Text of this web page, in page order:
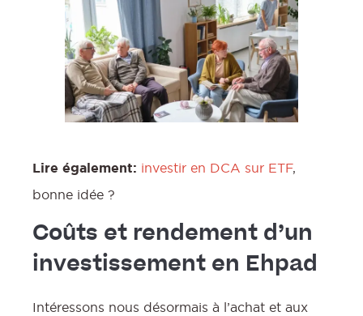
Lire également: investir en DCA sur ETF,
bonne idée ?
Coûts et rendement d’un
investissement en Ehpad
Intéressons nous désormais à l’achat et aux